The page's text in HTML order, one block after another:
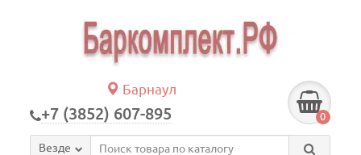
Барнаул
+7 (3852) 607-895 0
Везде